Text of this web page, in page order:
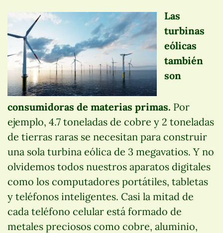
Las
turbinas
eólicas
también
son
consumidoras de materias primas. Por
ejemplo, 4.7 toneladas de cobre y 2 toneladas
de tierras raras se necesitan para construir
una sola turbina eólica de 3 megavatios. Y no
olvidemos todos nuestros aparatos digitales
como los computadores portátiles, tabletas
y teléfonos inteligentes. Casi la mitad de
cada teléfono celular está formado de
metales preciosos como cobre, aluminio,